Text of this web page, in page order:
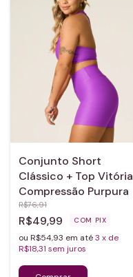
Conjunto Short
Clássico + Top Vitória
Compressão Purpura
R$76,91
R$49,99 COM PIX
ou R$54,93 em até3 x de
R$18,31 sem juros